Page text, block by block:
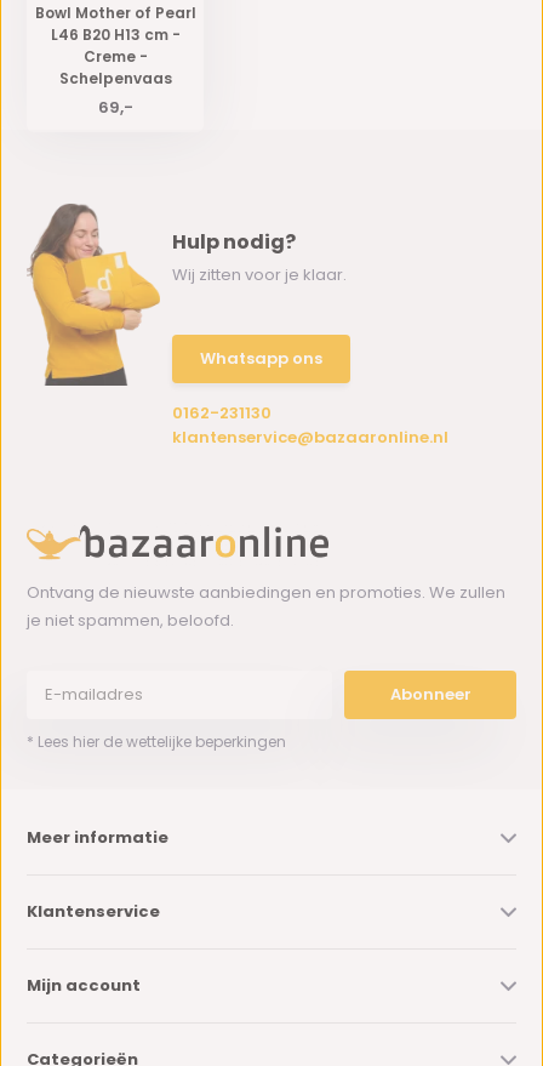
Bowl Mother of Pearl
L46 B20 H13 cm -
Creme -
Schelpenvaas
69,-
Hulp nodig?
Wij zitten voor je klaar.
Whatsapp ons
0162-231130
klantenservice@bazaaronline.nl
Ontvang de nieuwste aanbiedingen en promoties. We zullen
je niet spammen, beloofd.
Abonneer
* Lees hier de wettelijke beperkingen
Meer informatie
Klantenservice
Mijn account
Categorieën